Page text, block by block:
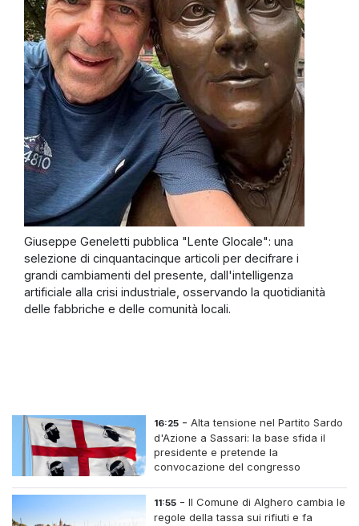
Giuseppe Geneletti pubblica "Lente Glocale": una
selezione di cinquantacinque articoli per decifrare i
grandi cambiamenti del presente, dall'intelligenza
artificiale alla crisi industriale, osservando la quotidianità
delle fabbriche e delle comunità locali.
16:25 -Alta tensione nel Partito Sardo
d'Azione a Sassari: la base sfida il
presidente e pretende la
convocazione del congresso
11:55 -Il Comune di Alghero cambia le
regole della tassa sui rifiuti e fa